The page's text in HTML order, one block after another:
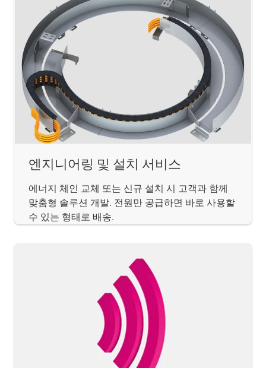
엔지니어링 및 설치 서비스
에너지 체인 교체 또는 신규 설치 시 고객과 함께
맞춤형 솔루션 개발. 전원만 공급하면 바로 사용할
수 있는 형태로 배송.